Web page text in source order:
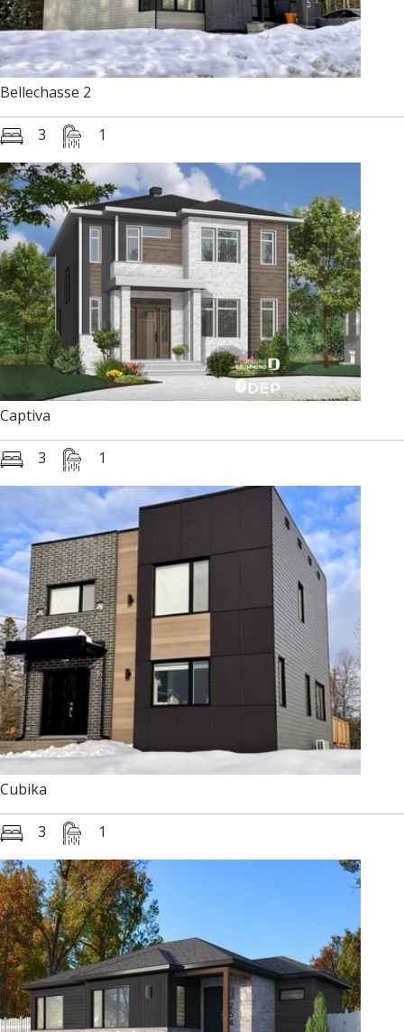
Bellechasse 2
3 1
Captiva
3 1
Cubika
3 1